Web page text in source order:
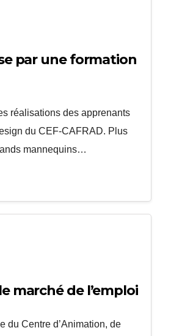
par une formation
réalisations des apprenants
du CEF-CAFRAD. Plus
mannequins…
marché de l’emploi
du Centre d’Animation, de